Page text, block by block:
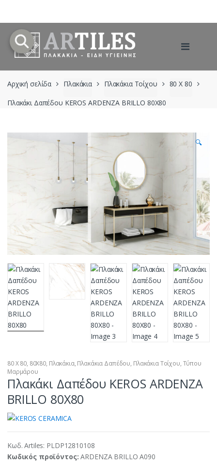
navigation
content
Αρχική σελίδα Πλακάκια Πλακάκια Τοίχου 80 Χ 80
Πλακάκι Δαπέδου KEROS ARDENZA BRILLO 80X80
🔍
80 Χ 80, 80X80, Πλακάκια, Πλακάκια Δαπέδου, Πλακάκια Τοίχου, Τύπου
Μαρμάρου
Πλακάκι Δαπέδου KEROS ARDENZA
BRILLO 80X80
Κωδ. Artiles: PLDP12810108
Κωδικός προϊόντος:ARDENZA BRILLO A090